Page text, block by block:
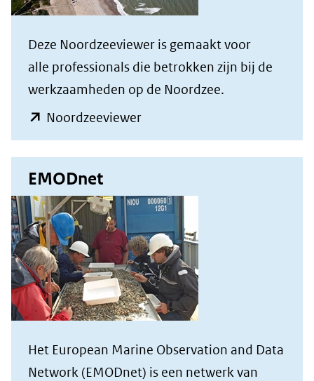
Deze Noordzeeviewer is gemaakt voor
alle professionals die betrokken zijn bij de
werkzaamheden op de Noordzee.
Noordzeeviewer(opent
in
nieuw
(verwijst
naar
een
andere
website)
EMODnet
Het European Marine Observation and Data
Network (EMODnet) is een netwerk van